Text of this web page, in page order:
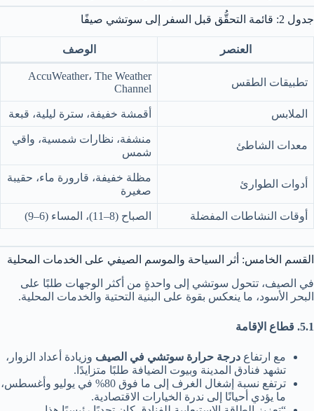
جدول 2: قائمة التحقُّق قبل السفر إلى سوتشي صيفًا
العنصر الوصف
تطبيقات الطقس
AccuWeather، The Weather
Channel
الملابس أقمشة خفيفة، سترة ليلية، قبعة
معدات الشاطئ
منشفة، نظارات شمسية، واقي
شمس
أدوات الطوارئ
مظلة خفيفة، قارورة ماء، حقيبة
صغيرة
أوقات النشاطات المفضلة الصباح (8–11)، المساء (6–9)
القسم الخامس: أثر السياحة والموسم الصيفي على الخدمات المحلية
في الصيف، تتحول سوتشي إلى واحدةٍ من أكثر الوجهات طلبًا على
البحر الأسود، ما ينعكس بقوة على البنية التحتية والخدمات المحلية.
5.1. قطاع الإقامة
مع ارتفاع درجة حرارة سوتشي في الصيف وزيادة أعداد الزوار،
تشهد فنادق المدينة وبيوت الضيافة طلبًا متزايدًا.
ترتفع نسبة إشغال الغرف إلى ما فوق 80% في يوليو وأغسطس،
ما يؤدي أحيانًا إلى ندرة الخيارات الاقتصادية.